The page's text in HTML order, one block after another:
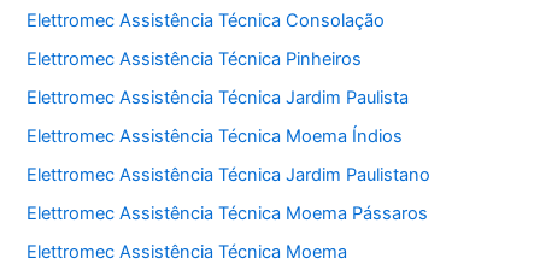
Elettromec Assistência Técnica Consolação
Elettromec Assistência Técnica Pinheiros
Elettromec Assistência Técnica Jardim Paulista
Elettromec Assistência Técnica Moema Índios
Elettromec Assistência Técnica Jardim Paulistano
Elettromec Assistência Técnica Moema Pássaros
Elettromec Assistência Técnica Moema